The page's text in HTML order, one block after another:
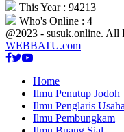
This Year : 94213
Who's Online : 4
@2023 - susuk.online. All
WEBBATU.com
Facebook
Twitter
Youtube
Home
Ilmu Penutup Jodoh
Ilmu Penglaris Usaha
Ilmu Pembungkam